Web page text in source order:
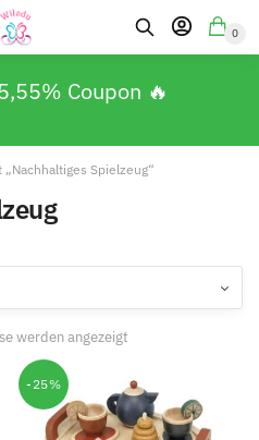
0
Coupon 🔥
Spielzeug“
werden angezeigt
-25%